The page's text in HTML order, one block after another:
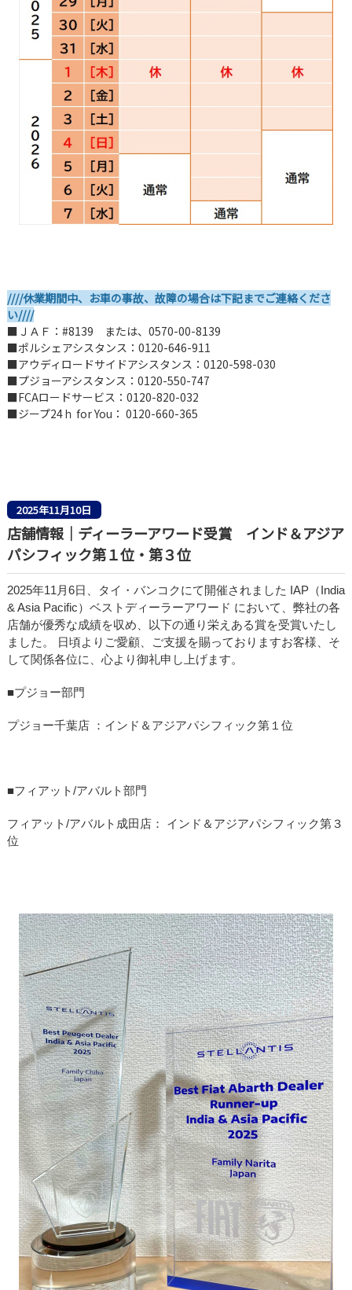
////休業期間中、お車の事故、故障の場合は下記までご連絡くださ
い////
■ＪＡＦ：#8139 または、0570-00-8139
■ポルシェアシスタンス：0120-646-911
■アウディロードサイドアシスタンス：0120-598-030
■プジョーアシスタンス：0120-550-747
■FCAロードサービス：0120-820-032
■ジープ24ｈ for You： 0120-660-365
2025年11月10日
店舗情報｜ディーラーアワード受賞 インド＆アジア
パシフィック第１位・第３位
2025年11月6日、タイ・バンコクにて開催されました IAP（India
& Asia Pacific）ベストディーラーアワード において、弊社の各
店舗が優秀な成績を収め、以下の通り栄えある賞を受賞いたし
ました。 日頃よりご愛顧、ご支援を賜っておりますお客様、そ
して関係各位に、心より御礼申し上げます。
■プジョー部門
プジョー千葉店 ：インド＆アジアパシフィック第１位
■フィアット/アバルト部門
フィアット/アバルト成田店： インド ＆ アジアパシフィック第３
位